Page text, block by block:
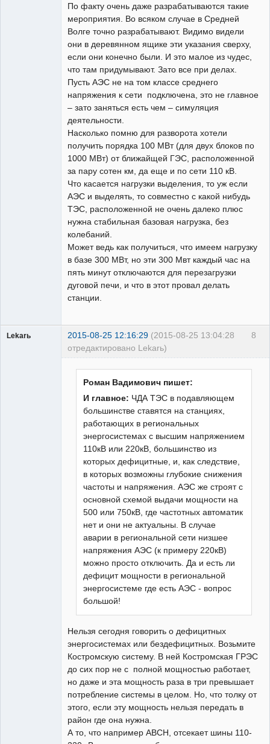
По факту очень даже разрабатываются такие
мероприятия. Во всяком случае в Средней
Волге точно разрабатывают. Видимо видели
они в деревянном ящике эти указания сверху,
если они конечно были. И это малое из чудес,
что там придумывают. Зато все при делах.
Пусть АЭС не на том классе среднего
напряжения к сети подключена, это не главное
– зато заняться есть чем – симуляция
деятельности.
Насколько помню для разворота хотели
получить порядка 100 МВт (для двух блоков по
1000 МВт) от ближайщей ГЭС, расположенной
за пару сотен км, да еще и по сети 110 кВ.
Что касается нагрузки выделения, то уж если
АЭС и выделять, то совместно с какой нибудь
ТЭС, расположенной не очень далеко плюс
нужна стабильная базовая нагрузка, без
колебаний.
Может ведь как получиться, что имеем нагрузку
в базе 300 МВт, но эти 300 Мвт каждый час на
пять минут отключаются для перезагрузки
дуговой печи, и что в этот провал делать
станции.
8
Lekarь 2015-08-25 12:16:29 (2015-08-25 13:04:28
отредактировано Lekarь)
Роман Вадимович пишет:
И главное: ЧДА ТЭС в подавляющем
большинстве ставятся на станциях,
работающих в региональных
энергосистемах с высшим напряжением
110кВ или 220кВ, большинство из
которых дефицитные, и, как следствие,
в которых возможны глубокие снижения
частоты и напряжения. АЭС же строят с
основной схемой выдачи мощности на
500 или 750кВ, где частотных автоматик
нет и они не актуальны. В случае
аварии в региональной сети низшее
напряжения АЭС (к примеру 220кВ)
можно просто отключить. Да и есть ли
дефицит мощности в региональной
энергосистеме где есть АЭС - вопрос
большой!
Нельзя сегодня говорить о дефицитных
энергосистемах или бездефицитных. Возьмите
Костромскую систему. В ней Костромская ГРЭС
до сих пор не с полной мощностью работает,
но даже и эта мощность раза в три превышает
потребление системы в целом. Но, что толку от
этого, если эту мощность нельзя передать в
район где она нужна.
А то, что например АВСН, отсекает шины 110-